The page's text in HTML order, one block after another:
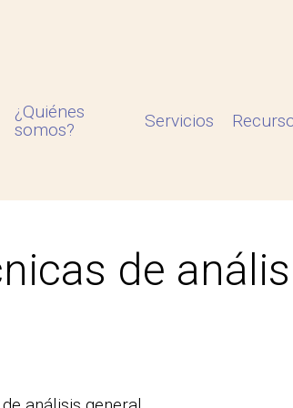
¿Quiénes
somos?
Servicios
de